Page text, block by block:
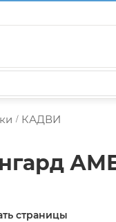
/ КАДВИ
страницы